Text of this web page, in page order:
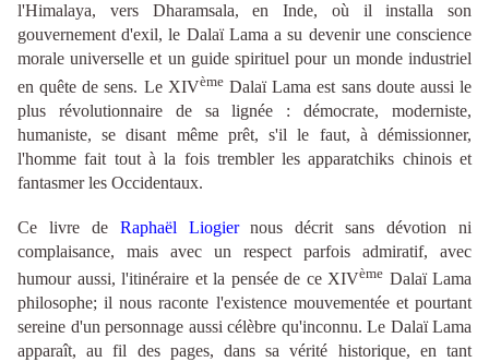
l'Himalaya, vers Dharamsala, en Inde, où il installa son
gouvernement d'exil, le Dalaï Lama a su devenir une conscience
morale universelle et un guide spirituel pour un monde industriel
en quête de sens. Le XIVème Dalaï Lama est sans doute aussi le
plus révolutionnaire de sa lignée : démocrate, moderniste,
humaniste, se disant même prêt, s'il le faut, à démissionner,
l'homme fait tout à la fois trembler les apparatchiks chinois et
fantasmer les Occidentaux.
Ce livre de Raphaël Liogiernous décrit sans dévotion ni
complaisance, mais avec un respect parfois admiratif, avec
humour aussi, l'itinéraire et la pensée de ce XIVème Dalaï Lama
philosophe; il nous raconte l'existence mouvementée et pourtant
sereine d'un personnage aussi célèbre qu'inconnu. Le Dalaï Lama
apparaît, au fil des pages, dans sa vérité historique, en tant